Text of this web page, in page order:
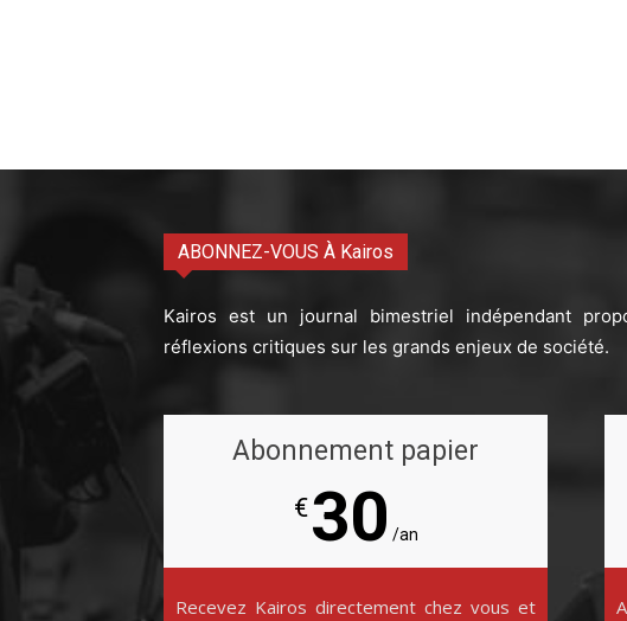
ABONNEZ-VOUS À Kairos
Kairos est un journal bimestriel indépendant
réflexions critiques sur les grands enjeux de société.
Abonnement papier
€30 /an
Recevez Kairos directement chez vous et